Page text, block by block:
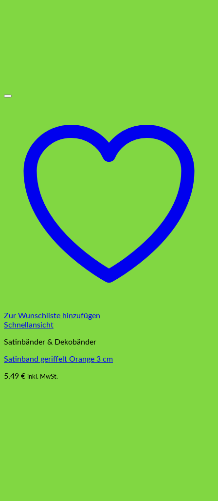
Zur Wunschliste hinzufügen
Schnellansicht
Satinbänder & Dekobänder
Satinband geriffelt Orange 3 cm
5,49 € inkl. MwSt.